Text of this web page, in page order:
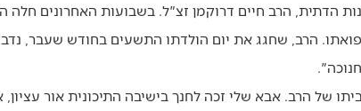
הדתית, הרב חיים דרוקמן זצ"ל. בשבועות האחרונים
הרב, שחגג את יום הולדתו התשעים בחודש שעבר,
של הרב. אבא שלי זכה לחנך בישיבה התיכונית אור